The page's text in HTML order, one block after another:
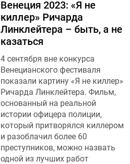
Венеция 2023: «Я не
киллер» Ричарда
Линклейтера – быть, а не
казаться
4 сентября вне конкурса
Венецианского фестиваля
показали картину «Я не киллер»
Ричарда Линклейтера. Фильм,
основанный на реальной
истории офицера полиции,
который притворялся киллером
и разоблачил более 60
преступников, можно назвать
одной из лучших работ